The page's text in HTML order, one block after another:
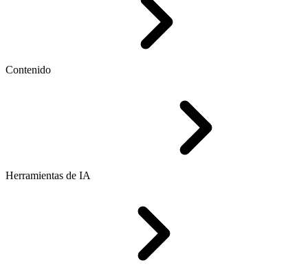
Contenido
Herramientas de IA